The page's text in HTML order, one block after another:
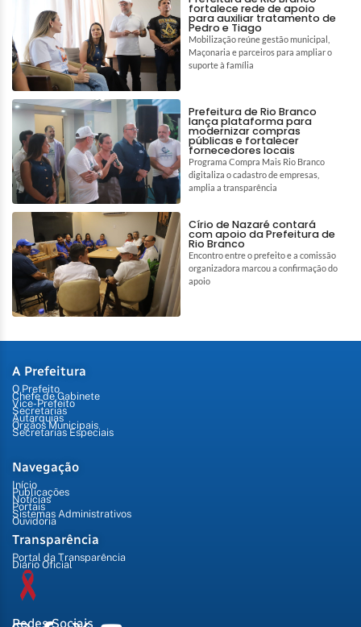
fortalece rede de apoio
para auxiliar tratamento de
Pedro e Tiago
Mobilização reúne gestão municipal,
Maçonaria e parceiros para ampliar o
suporte à família
Prefeitura de Rio Branco
lança plataforma para
modernizar compras
públicas e fortalecer
fornecedores locais
Programa Compra Mais Rio Branco
digitaliza o cadastro de empresas,
amplia a transparência
Círio de Nazaré contará
com apoio da Prefeitura de
Rio Branco
Encontro entre o prefeito e a comissão
organizadora marcou a confirmação do
apoio
A Prefeitura
O Prefeito
Chefe de Gabinete
Vice-Prefeito
Secretarias
Autarquias
Órgãos Municipais
Secretarias Especiais
Navegação
Início
Publicações
Notícias
Portais
Sistemas Administrativos
Ouvidoria
Transparência
Portal da Transparência
Diário Oficial
Redes Sociais